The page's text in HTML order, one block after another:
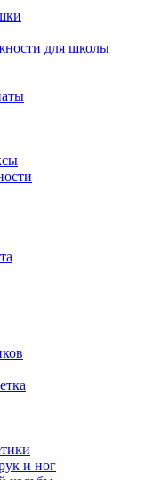
для школы
и ног